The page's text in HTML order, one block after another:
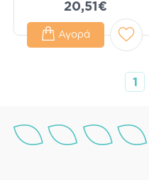
20,51€
Αγορά
1